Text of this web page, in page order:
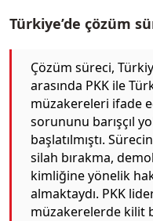
Türkiye’de çözüm
Çözüm süreci,
arasında PKK ile
müzakereleri ifade
sorununu barışçıl
başlatılmıştı.
silah bırakma,
kimliğine yönelik
almaktaydı. PKK
müzakerelerde kilit